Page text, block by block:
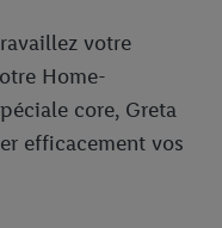
votre
Home-
core, Greta
efficacement vos